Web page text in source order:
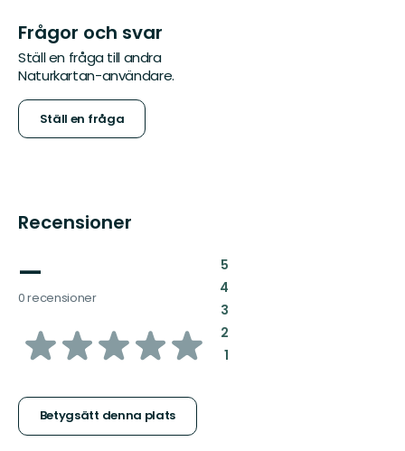
Frågor och svar
Ställ en fråga till andra
Naturkartan-användare.
Ställ en fråga
Recensioner
—
0 recensioner
av
stjärnor
Betygsätt denna plats
5:
4:
3:
2:
1: